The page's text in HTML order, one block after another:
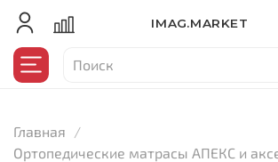
IMAG.MARKET
Главная
Ортопедические матрасы АПЕКС и